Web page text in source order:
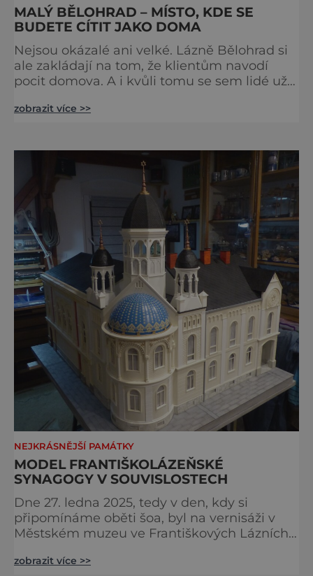
MALÝ BĚLOHRAD – MÍSTO, KDE SE
BUDETE CÍTIT JAKO DOMA
Nejsou okázalé ani velké. Lázně Bělohrad si
ale zakládají na tom, že klientům navodí
pocit domova. A i kvůli tomu se sem lidé už
lázeňské koncerty ani velkolepé akce.
nevšimne, ani se jí kolonáda vlastně neříká.
zobrazit více >>
NEJKRÁSNĚJŠÍ PAMÁTKY
MODEL FRANTIŠKOLÁZEŇSKÉ
SYNAGOGY V SOUVISLOSTECH
Dne 27. ledna 2025, tedy v den, kdy si
připomínáme oběti šoa, byl na vernisáži v
Městském muzeu ve Františkových Lázních
nacisty zničena v roce 1938. Do lázeňského
zobrazit více >>